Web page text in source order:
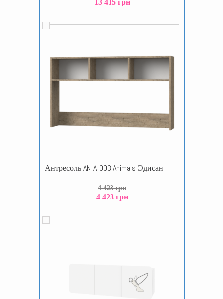
13 415 грн
Антресоль AN-A-003 Animals Эдисан
4 423 грн
4 423 грн